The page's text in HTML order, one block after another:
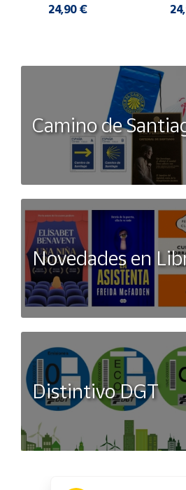
24,90 €
Camino de
Novedades en
Distintivo DGT